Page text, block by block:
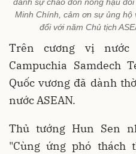
Minh Chính, cảm ơn sự ủng
đối với năm Chủ tịch
Trên cương vị
Campuchia Samdech
Quốc vương đã dành
nước ASEAN.
Thủ tướng Hun Sen
"Cùng ứng phó thách